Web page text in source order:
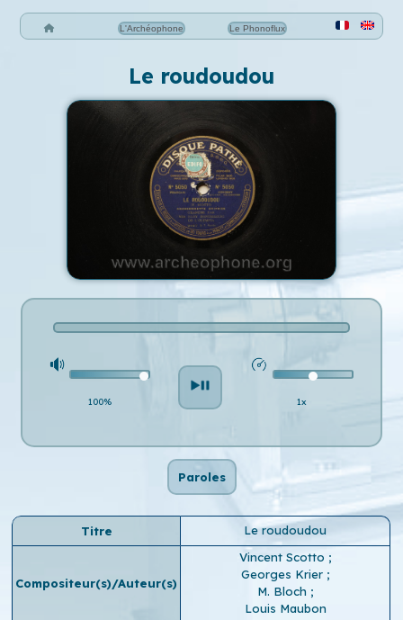
L'Archéophone Le Phonoflux
Le roudoudou
100% 1x
Paroles
Titre Le roudoudou
Compositeur(s)/Auteur(s)
Vincent Scotto ;
Georges Krier ;
M. Bloch ;
Louis Maubon